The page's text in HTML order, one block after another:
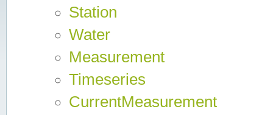
Station
Water
Measurement
Timeseries
CurrentMeasurement